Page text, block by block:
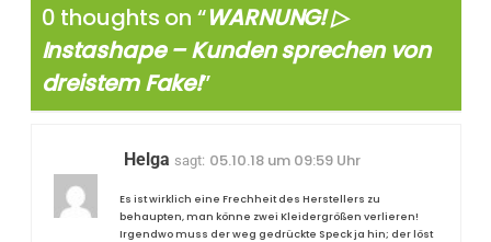
0 thoughts on “WARNUNG! ▷
Instashape – Kunden sprechen von
dreistem Fake!”
Helga sagt: 05.10.18 um 09:59 Uhr
Es ist wirklich eine Frechheit des Herstellers zu
behaupten, man könne zwei Kleidergrößen verlieren!
Irgendwo muss der weg gedrückte Speck ja hin; der löst